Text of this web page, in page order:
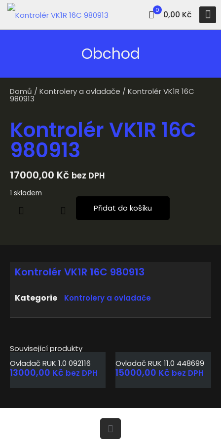
0 0,00 Kč
Obchod
Domů / Kontrolery a ovladače / Kontrolér VK1R 16C
980913
Kontrolér VK1R 16C
980913
17000,00 Kč bez DPH
1 skladem
Přidat do košíku
Související produkty
Ovladač RUK 1.0 092116
13000,00 Kč bez DPH
Ovladač RUK 11.0 448699
15000,00 Kč bez DPH
Kontrolér VK1R 16C 980913
Kategorie Kontrolery a ovladače